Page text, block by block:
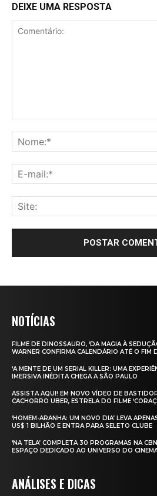
DEIXE UMA RESPOSTA
NOTÍCIAS
FILME DE DINOSSAURO, ‘DA MAGIA À
WARNER CONFIRMA CALENDÁRIO ATÉ O FIM
‘A MENTE DE UM SERIAL KILLER: UMA
IMERSIVA INÉDITA CHEGA A SÃO PAULO
ASSISTA AQUI! EM NOVO VÍDEO DE
CACHORRO UBER, ESTRELA DO FILME
‘HOMEM-ARANHA: UM NOVO DIA’ LEVA
US$ 1 BILHÃO E ENTRA PARA SELETO CLUBE
‘NA TELA’ COMPLETA 30 PROGRAMAS NA
ESPAÇO DEDICADO AO UNIVERSO DO
ANÁLISES E DICAS